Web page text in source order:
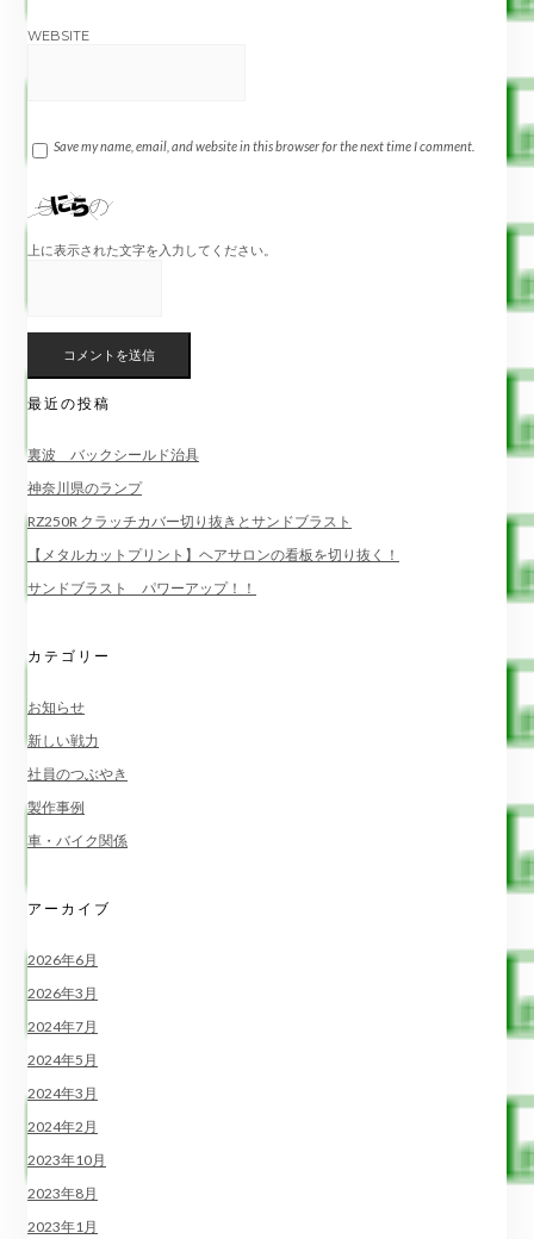
WEBSITE
Save my name, email, and website in this browser for the next time I comment.
上に表示された文字を入力してください。
最近の投稿
裏波 バックシールド治具
神奈川県のランプ
RZ250R クラッチカバー切り抜きとサンドブラスト
【メタルカットプリント】ヘアサロンの看板を切り抜く！
サンドブラスト パワーアップ！！
カテゴリー
お知らせ
新しい戦力
社員のつぶやき
製作事例
車・バイク関係
アーカイブ
2026年6月
2026年3月
2024年7月
2024年5月
2024年3月
2024年2月
2023年10月
2023年8月
2023年1月